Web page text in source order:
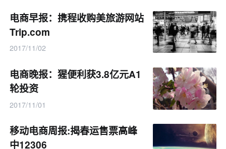
电商早报：携程收购美旅游网站
Trip.com
2017/11/02
电商晚报：猩便利获3.8亿元A1
轮投资
2017/11/01
移动电商周报:揭春运售票高峰
中12306